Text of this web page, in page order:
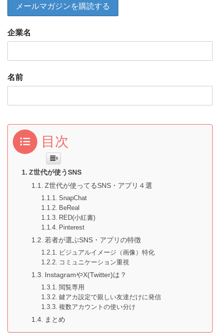
企業名
名前
目次
Z世代が使うSNS
Z世代が使ってるSNS・アプリ４選
SnapChat
BeReal
RED(小紅書)
Pinterest
若者が選ぶSNS・アプリの特徴
ビジュアルイメージ（画像）特化
コミュニケーション重視
InstagramやX(Twitter)は？
閲覧専用
鍵アカ設定で親しい友達だけに発信
複数アカウントの使い分け
まとめ